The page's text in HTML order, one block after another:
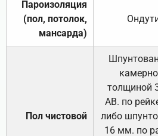
Пароизоляция
(пол, потолок,
мансарда)
Пол чистовой
толщиной
АВ. по
либо
16 мм. по